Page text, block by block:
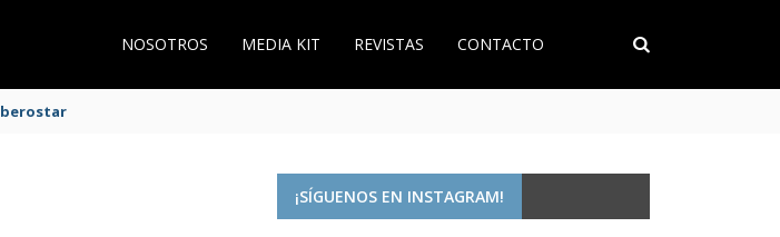
NOSOTROS MEDIA KIT REVISTAS CONTACTO
¡SÍGUENOS EN INSTAGRAM!